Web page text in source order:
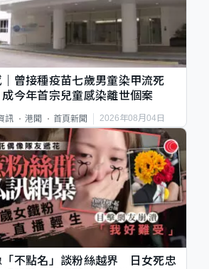
｜曾接種疫苗七歲男童染甲流死
今年首宗兒童感染離世個案
訊 港聞 首頁新聞 2026年08月04日
「不點名」談粉絲越界 日女死忠